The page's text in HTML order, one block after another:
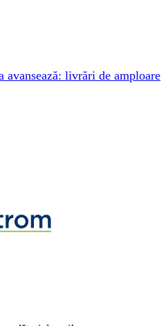
avansează: livrări de amploare